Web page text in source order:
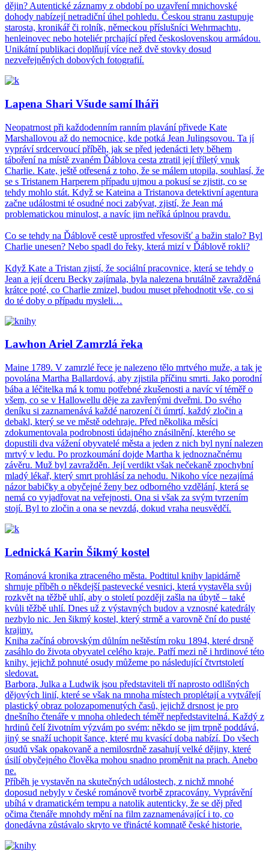
dějin? Autentické záznamy z období po uzavření mnichovské
dohody nabízejí netradiční úhel pohledu. Českou stranu zastupuje
starosta, kronikář či rolník, německou příslušníci Wehrmachtu,
henleinovec nebo hoteliér prchající před československou armádou.
Unikátní publikaci doplňují více než dvě stovky dosud
nezveřejněných dobových fotografií.
Lapena Shari Všude samí lháři
Neopatrnost při každodenním ranním plavání přivede Kate
Marshallovou až do nemocnice, kde potká Jean Julingsovou. Ta jí
vypráví srdcervoucí příběh, jak se před jedenácti lety během
táboření na místě zvaném Ďáblova cesta ztratil její tříletý vnuk
Charlie. Kate, ještě otřesená z toho, že se málem utopila, souhlasí, že
se s Tristanem Harperem případu ujmou a pokusí se zjistit, co se
tehdy mohlo stát. Když se Kateina a Tristanova detektivní agentura
začne událostmi té osudné noci zabývat, zjistí, že Jean má
problematickou minulost, a navíc jim neříká úplnou pravdu.
Co se tehdy na Ďáblově cestě uprostřed vřesovišť a bažin stalo? Byl
Charlie unesen? Nebo spadl do řeky, která mizí v Ďáblově rokli?
Když Kate a Tristan zjistí, že sociální pracovnice, která se tehdy o
Jean a její dceru Becky zajímala, byla nalezena brutálně zavražděná
krátce poté, co Charlie zmizel, budou muset přehodnotit vše, co si
do té doby o případu mysleli…
Lawhon Ariel Zamrzlá řeka
Maine 1789. V zamrzlé řece je nalezeno tělo mrtvého muže, a tak je
povolána Martha Ballardová, aby zjistila příčinu smrti. Jako porodní
bába a léčitelka má k tomu potřebné zkušenosti a navíc ví téměř o
všem, co se v Hallowellu děje za zavřenými dveřmi. Do svého
deníku si zaznamenává každé narození či úmrtí, každý zločin a
debakl, který se ve městě odehraje. Před několika měsíci
zdokumentovala podrobnosti údajného znásilnění, kterého se
dopustili dva vážení obyvatelé města a jeden z nich byl nyní nalezen
mrtvý v ledu. Po prozkoumání dojde Martha k jednoznačnému
závěru. Muž byl zavražděn. Její verdikt však nečekaně zpochybní
mladý lékař, který smrt prohlásí za nehodu. Nikoho více nezajímá
názor babičky a obyčejné ženy bez odborného vzdělání, která se
nemá co vyjadřovat na veřejnosti. Ona si však za svým tvrzením
stojí. Byl to zločin a ona se nevzdá, dokud vraha neusvědčí.
Lednická Karin Šikmý kostel
Románová kronika ztraceného města. Podtitul knihy lapidárně
shrnuje příběh o někdejší pastevecké vesnici, která vystavěla svůj
rozkvět na těžbě uhlí, aby o století později zašla na úbytě – také
kvůli těžbě uhlí. Dnes už z výstavných budov a vznosné katedrály
nezbylo nic. Jen šikmý kostel, který strmě a varovně ční do pusté
krajiny.
Kniha začíná obrovským důlním neštěstím roku 1894, které drsně
zasáhlo do života obyvatel celého kraje. Patří mezi ně i hrdinové této
knihy, jejichž pohnuté osudy můžeme po následující čtvrtstoletí
sledovat.
Barbora, Julka a Ludwik jsou představiteli tří naprosto odlišných
dějových linií, které se však na mnoha místech proplétají a vytvářejí
plastický obraz polozapomenutých časů, jejichž drsnost je pro
dnešního čtenáře v mnoha ohledech téměř nepředstavitelná. Každý z
hrdinů čelí životním výzvám po svém: někdo se jim trpně poddává,
jiný se snaží uchopit šance, které mu kvasící doba nabízí. Do všech
osudů však opakovaně a nemilosrdně zasahují velké dějiny, které
úsilí obyčejného člověka mohou snadno proměnit na prach. Anebo
ne.
Příběh je vystavěn na skutečných událostech, z nichž mnohé
doposud nebyly v české románově tvorbě zpracovány. Vyprávění
ubíhá v dramatickém tempu a natolik autenticky, že se děj před
očima čtenáře mnohdy mění na film zaznamenávající i to, co
donedávna zůstávalo skryto ve třinácté komnatě české historie.